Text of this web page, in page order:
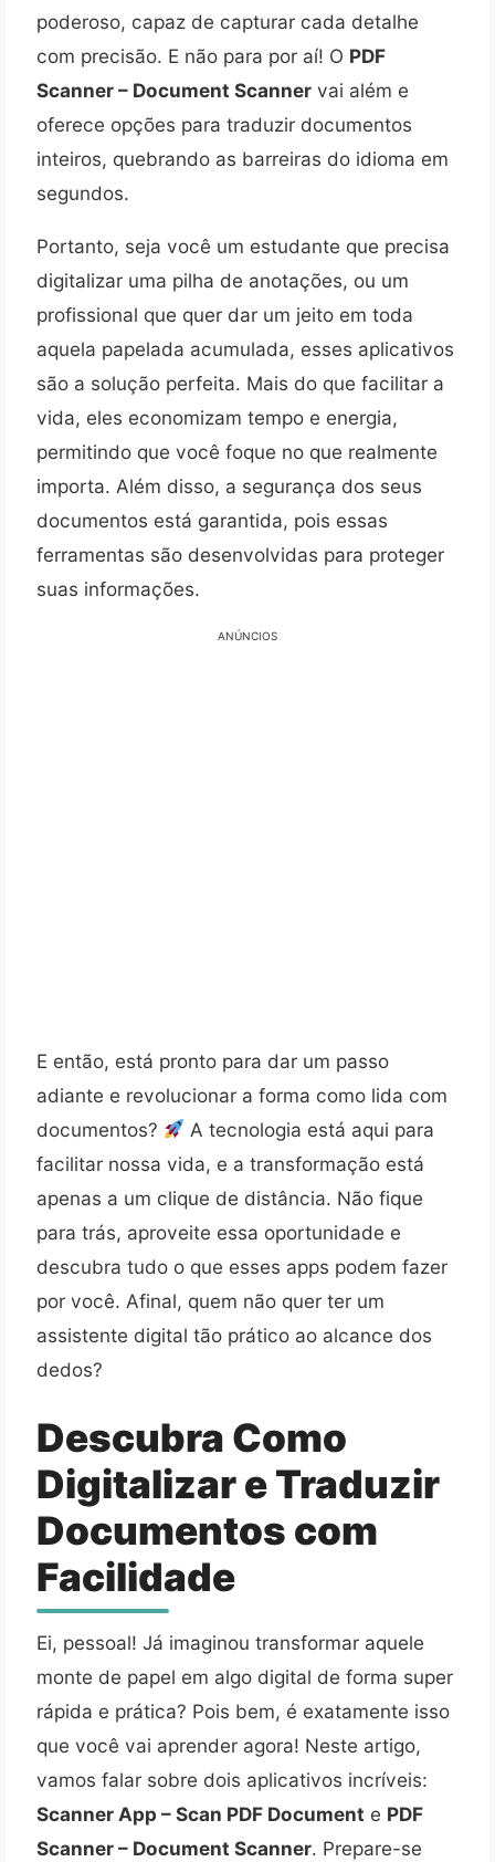
poderoso, capaz de capturar cada detalhe
com precisão. E não para por aí! O PDF
Scanner – Document Scanner vai além e
oferece opções para traduzir documentos
inteiros, quebrando as barreiras do idioma em
segundos.
Portanto, seja você um estudante que precisa
digitalizar uma pilha de anotações, ou um
profissional que quer dar um jeito em toda
aquela papelada acumulada, esses aplicativos
são a solução perfeita. Mais do que facilitar a
vida, eles economizam tempo e energia,
permitindo que você foque no que realmente
importa. Além disso, a segurança dos seus
documentos está garantida, pois essas
ferramentas são desenvolvidas para proteger
suas informações.
ANÚNCIOS
E então, está pronto para dar um passo
adiante e revolucionar a forma como lida com
documentos?
A tecnologia está aqui para
facilitar nossa vida, e a transformação está
apenas a um clique de distância. Não fique
para trás, aproveite essa oportunidade e
descubra tudo o que esses apps podem fazer
por você. Afinal, quem não quer ter um
assistente digital tão prático ao alcance dos
dedos?
Descubra Como
Digitalizar e Traduzir
Documentos com
Facilidade
Ei, pessoal! Já imaginou transformar aquele
monte de papel em algo digital de forma super
rápida e prática? Pois bem, é exatamente isso
que você vai aprender agora! Neste artigo,
vamos falar sobre dois aplicativos incríveis:
Scanner App – Scan PDF Document e PDF
Scanner – Document Scanner. Prepare-se